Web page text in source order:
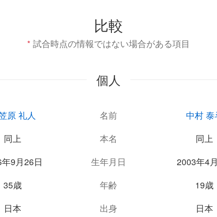
比較
* 試合時点の情報ではない場合がある項目
個人
原 礼人 名前
中村 泰
同上
本名
同上
9月26日
生年月日
2003年4
35歳
年齢
19歳
日本
出身
日本